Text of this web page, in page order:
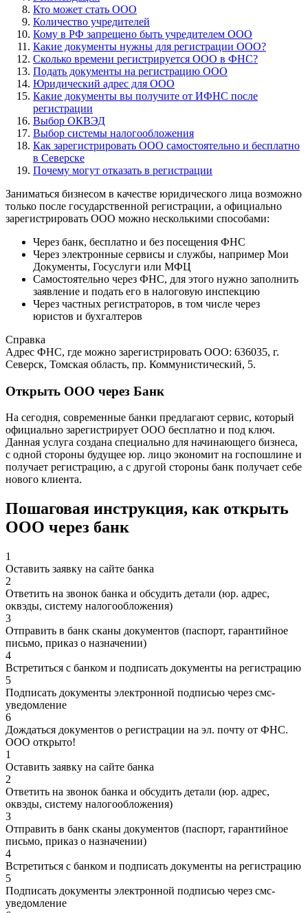
Кто может стать ООО
Количество учредителей
Кому в РФ запрещено быть учредителем ООО
Какие документы нужны для регистрации ООО?
Сколько времени регистрируется ООО в ФНС?
Подать документы на регистрацию ООО
Юридический адрес для ООО
Какие документы вы получите от ИФНС после
регистрации
Выбор ОКВЭД
Выбор системы налогообложения
Как зарегистрировать ООО самостоятельно и бесплатно
в Северске
Почему могут отказать в регистрации
Заниматься бизнесом в качестве юридического лица возможно
только после государственной регистрации, а официально
зарегистрировать ООО можно несколькими способами:
Через банк, бесплатно и без посещения ФНС
Через электронные сервисы и службы, например Мои
Документы, Госуслуги или МФЦ
Самостоятельно через ФНС, для этого нужно заполнить
заявление и подать его в налоговую инспекцию
Через частных регистраторов, в том числе через
юристов и бухгалтеров
Справка
Адрес ФНС, где можно зарегистрировать ООО: 636035, г.
Северск, Томская область, пр. Коммунистический, 5.
Открыть ООО через Банк
На сегодня, современные банки предлагают сервис, который
официально зарегистрирует ООО бесплатно и под ключ.
Данная услуга создана специально для начинающего бизнеса,
с одной стороны будущее юр. лицо экономит на госпошлине и
получает регистрацию, а с другой стороны банк получает себе
нового клиента.
Пошаговая инструкция, как открыть
ООО через банк
1
Оставить заявку на сайте банка
2
Ответить на звонок банка и обсудить детали (юр. адрес,
оквэды, систему налогообложения)
3
Отправить в банк сканы документов (паспорт, гарантийное
письмо, приказ о назначении)
4
Встретиться с банком и подписать документы на регистрацию
5
Подписать документы электронной подписью через смс-
уведомление
6
Дождаться документов о регистрации на эл. почту от ФНС.
ООО открыто!
1
Оставить заявку на сайте банка
2
Ответить на звонок банка и обсудить детали (юр. адрес,
оквэды, систему налогообложения)
3
Отправить в банк сканы документов (паспорт, гарантийное
письмо, приказ о назначении)
4
Встретиться с банком и подписать документы на регистрацию
5
Подписать документы электронной подписью через смс-
уведомление